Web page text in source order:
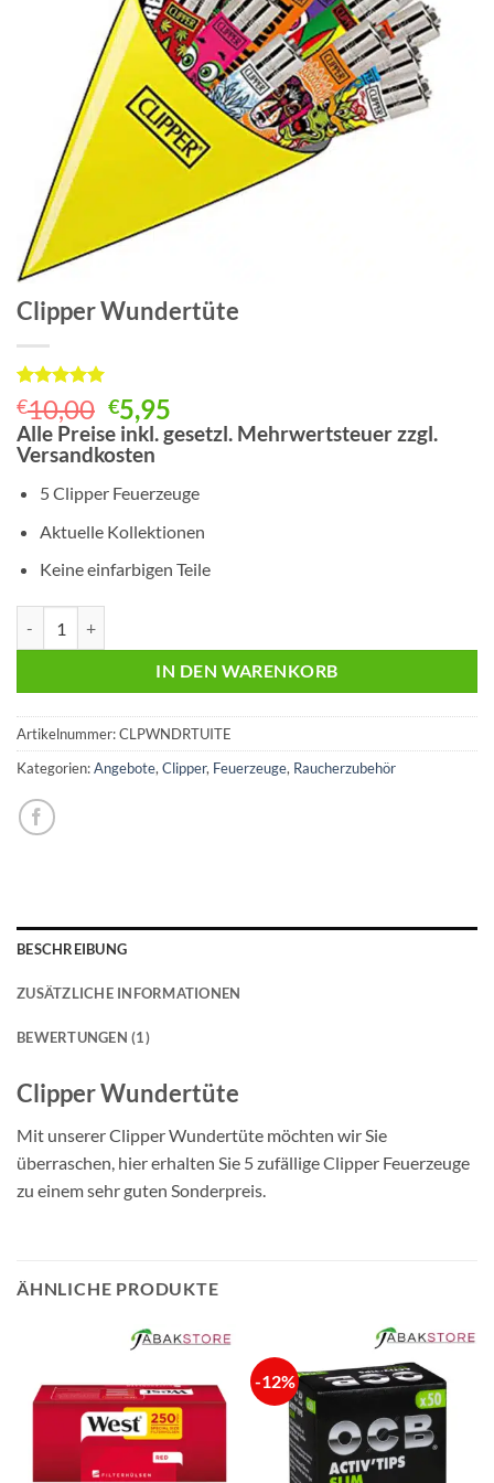
Clipper Wundertüte
Bewertet
mit5von
5, basierend
auf
1
€10,00 Ursprünglicher
Preis
war:
€10,00
€5,95
Preis
€5,95.
Alle Preise inkl. gesetzl. Mehrwertsteuer zzgl.
Versandkosten
5 Clipper Feuerzeuge
Aktuelle Kollektionen
Keine einfarbigen Teile
IN DEN WARENKORB
Artikelnummer:CLPWNDRTUITE
Kategorien:Angebote, Clipper, Feuerzeuge, Raucherzubehör
BESCHREIBUNG
ZUSÄTZLICHE INFORMATIONEN
BEWERTUNGEN (1)
Clipper Wundertüte
Mit unserer Clipper Wundertüte möchten wir Sie
überraschen, hier erhalten Sie 5 zufällige Clipper Feuerzeuge
zu einem sehr guten Sonderpreis.
ÄHNLICHE PRODUKTE
-12%